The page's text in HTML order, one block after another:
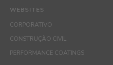
WEBSITES
CORPORATIVO
CONSTRUÇÃO CIVIL
PERFORMANCE COATINGS